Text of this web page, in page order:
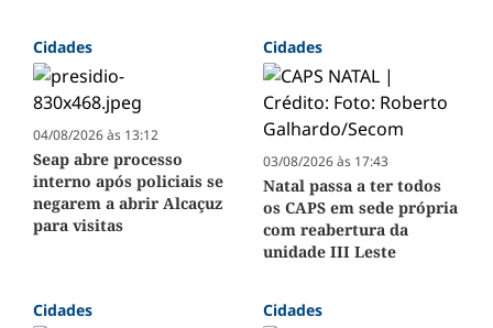
Cidades
04/08/2026 às 13:12
Seap abre processo
interno após policiais se
negarem a abrir Alcaçuz
para visitas
Cidades
03/08/2026 às 17:43
Natal passa a ter todos
os CAPS em sede própria
com reabertura da
unidade III Leste
Cidades Cidades